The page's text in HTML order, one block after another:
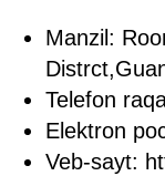
Manzil:
Telefon
Elektron
Veb-sayt: